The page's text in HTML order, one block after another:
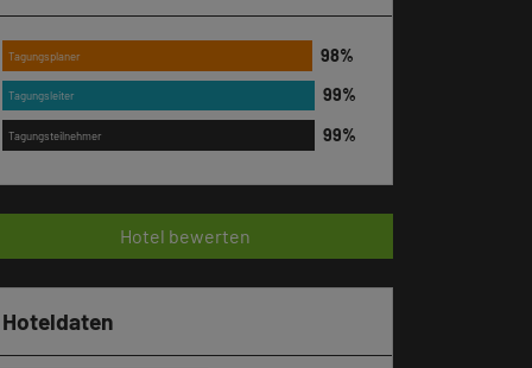
Tagungsplaner
Tagungsleiter
Tagungsteilnehmer
Hotel bewerten
Hoteldaten